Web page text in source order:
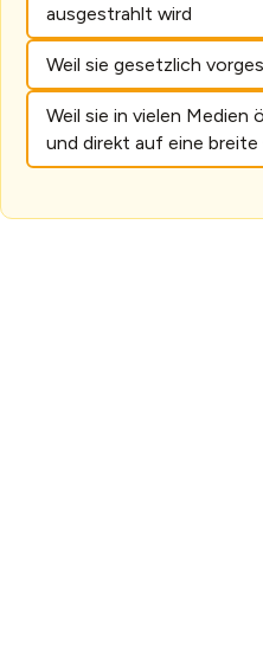
ausgestrahlt wird
Weil sie gesetzlich
Weil sie in vielen
und direkt auf eine